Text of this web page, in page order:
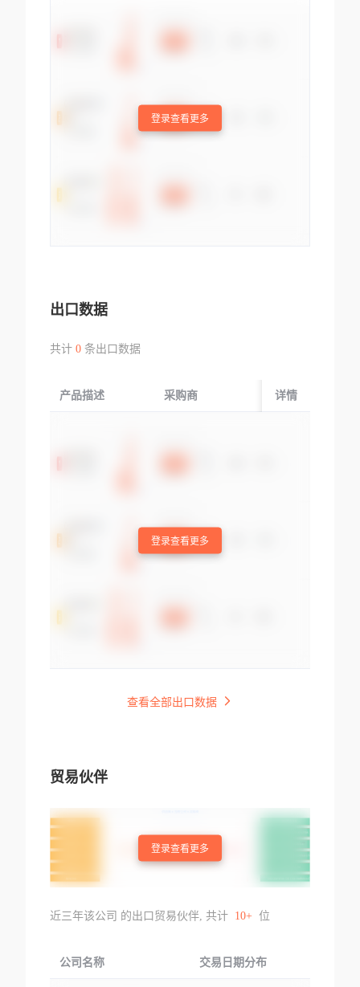
登录查看更多
出口数据
共计 0条出口数据
产品描述 采购商 起运国/地区
详情
登录查看更多
查看全部出口数据
贸易伙伴
登录查看更多
近三年该公司 的出口贸易伙伴, 共计 10+ 位
公司名称 交易日期分布